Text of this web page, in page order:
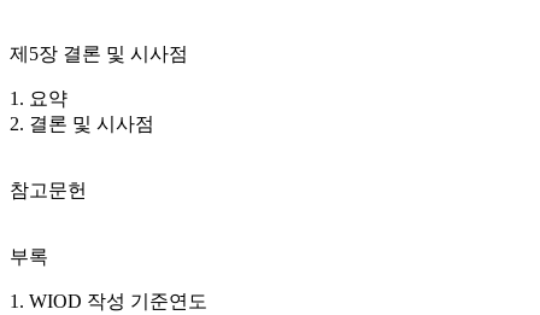
제5장 결론 및 시사점
1. 요약
2. 결론 및 시사점
참고문헌
부록
1. WIOD 작성 기준연도